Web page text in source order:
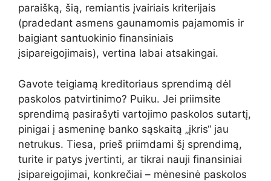
paraišką, šią, remiantis įvairiais kriterijais
(pradedant asmens gaunamomis pajamomis ir
baigiant santuokinio finansiniais
įsipareigojimais), vertina labai atsakingai.
Gavote teigiamą kreditoriaus sprendimą dėl
paskolos patvirtinimo? Puiku. Jei priimsite
sprendimą pasirašyti vartojimo paskolos sutartį,
pinigai į asmeninę banko sąskaitą „įkris“ jau
netrukus. Tiesa, prieš priimdami šį sprendimą,
turite ir patys įvertinti, ar tikrai nauji finansiniai
įsipareigojimai, konkrečiai – mėnesinė paskolos